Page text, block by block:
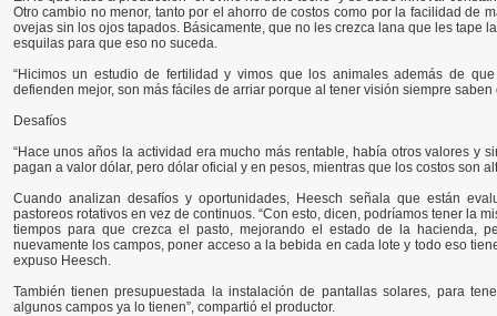
Otro cambio no menor, tanto por el ahorro de costos como por la facilidad de
ovejas sin los ojos tapados. Básicamente, que no les crezca lana que les tape
esquilas para que eso no suceda.
“Hicimos un estudio de fertilidad y vimos que los animales además de
defienden mejor, son más fáciles de arriar porque al tener visión siempre saben
Desafíos
“Hace unos años la actividad era mucho más rentable, había otros valores y
pagan a valor dólar, pero dólar oficial y en pesos, mientras que los costos son
Cuando analizan desafíos y oportunidades, Heesch señala que están
pastoreos rotativos en vez de continuos. “Con esto, dicen, podríamos tener la
tiempos para que crezca el pasto, mejorando el estado de la hacienda,
nuevamente los campos, poner acceso a la bebida en cada lote y todo eso
expuso Heesch.
También tienen presupuestada la instalación de pantallas solares, para
algunos campos ya lo tienen”, compartió el productor.